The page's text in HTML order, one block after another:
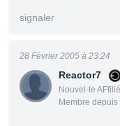
signaler
Reactor7
Nouvel·le
Membre
28 Février 2005 à 23:24